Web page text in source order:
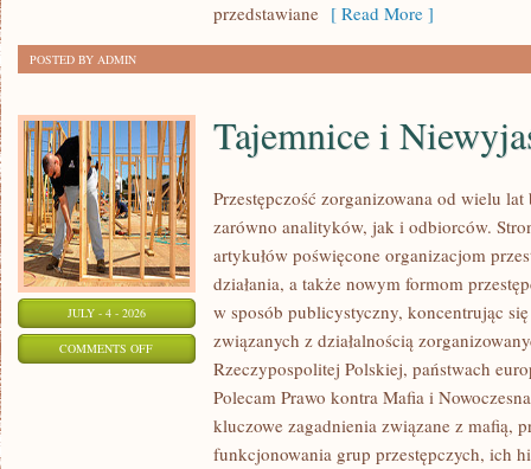
przedstawiane [ Read More ]
POSTED BY ADMIN
JULY - 4 - 2026
COMMENTS OFFON
TAJEMNICE
NIEWYJAŚNIONE
Tajemnice i
Przestępczość zorganizowana od wielu
zarówno analityków, jak i odbiorców.
artykułów poświęcone organizacjom
działania, a także nowym formom
w sposób publicystyczny, koncentrując
związanych z działalnością
Rzeczypospolitej Polskiej, państwach
Polecam Prawo kontra Mafia i
kluczowe zagadnienia związane z mafią,
funkcjonowania grup przestępczych, ich